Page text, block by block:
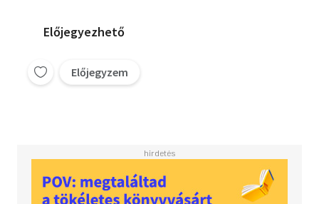
Előjegyezhető
Előjegyzem